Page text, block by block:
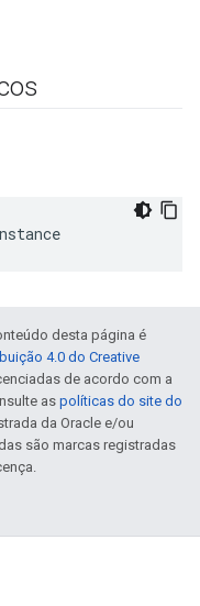
desta página é
4.0 do Creative
de acordo com a
aspolíticas do site do
da Oracle e/ou
são marcas registradas